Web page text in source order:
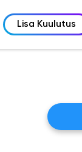
Lisa Kuulutus